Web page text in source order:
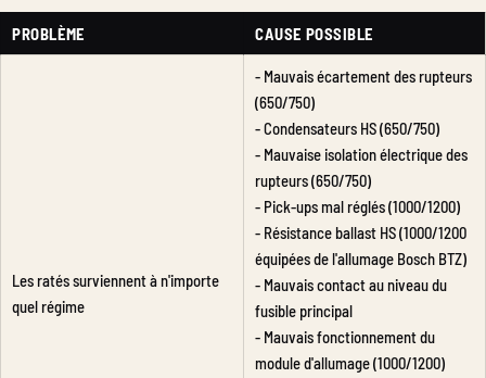
PROBLÈME CAUSE POSSIBLE
Les ratés surviennent à n'importe
quel régime
- Mauvais écartement des rupteurs
(650/750)
- Condensateurs HS (650/750)
- Mauvaise isolation électrique des
rupteurs (650/750)
- Pick-ups mal réglés (1000/1200)
- Résistance ballast HS (1000/1200
équipées de l'allumage Bosch BTZ)
- Mauvais contact au niveau du
fusible principal
- Mauvais fonctionnement du
module d'allumage (1000/1200)